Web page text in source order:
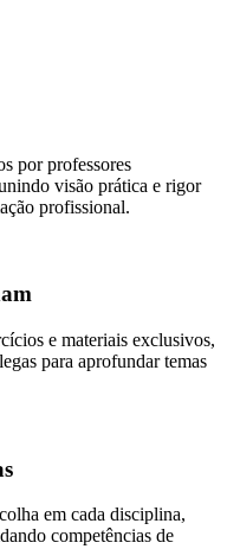
por professores
visão prática e rigor
profissional.
e materiais exclusivos,
para aprofundar temas
em cada disciplina,
competências de